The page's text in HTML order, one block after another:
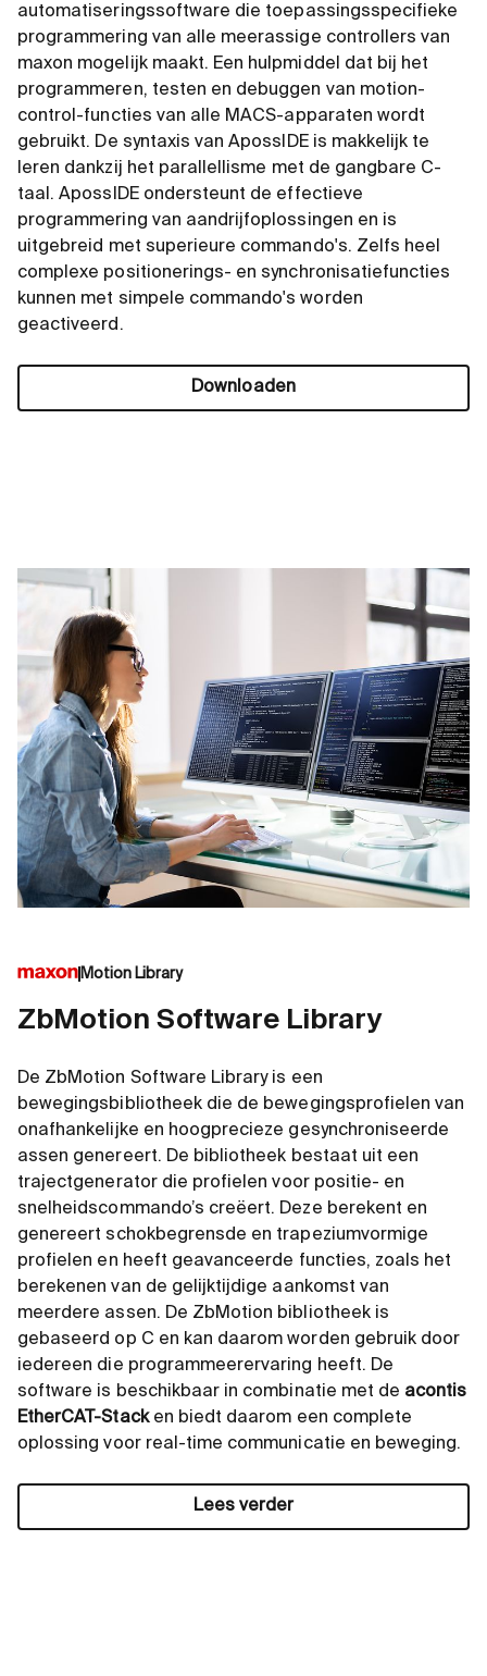
Naar de shop
automatiseringssoftware die toepassingsspecifieke
programmering van alle meerassige controllers van
maxon mogelijk maakt. Een hulpmiddel dat bij het
programmeren, testen en debuggen van motion-
control-functies van alle MACS-apparaten wordt
gebruikt. De syntaxis van ApossIDE is makkelijk te
leren dankzij het parallellisme met de gangbare C-
taal. ApossIDE ondersteunt de effectieve
programmering van aandrijfoplossingen en is
uitgebreid met superieure commando's. Zelfs heel
complexe positionerings- en synchronisatiefuncties
kunnen met simpele commando's worden
geactiveerd.
Downloaden
Motion Library
ZbMotion Software Library
De ZbMotion Software Library is een
bewegingsbibliotheek die de bewegingsprofielen van
onafhankelijke en hoogprecieze gesynchroniseerde
assen genereert. De bibliotheek bestaat uit een
trajectgenerator die profielen voor positie- en
snelheidscommando’s creëert. Deze berekent en
genereert schokbegrensde en trapeziumvormige
profielen en heeft geavanceerde functies, zoals het
berekenen van de gelijktijdige aankomst van
meerdere assen. De ZbMotion bibliotheek is
gebaseerd op C en kan daarom worden gebruik door
iedereen die programmeerervaring heeft. De
software is beschikbaar in combinatie met de acontis
EtherCAT-Stacken biedt daarom een complete
oplossing voor real-time communicatie en beweging.
Lees verder